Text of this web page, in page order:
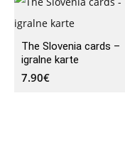
The Slovenia cards –
igralne karte
7.90€